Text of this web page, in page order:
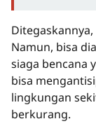
Namun, bisa
siaga bencana
bisa
lingkungan
berkurang.